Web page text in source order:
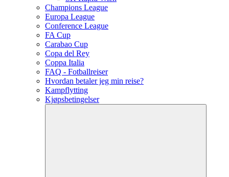
Champions League
Europa League
Conference League
FA Cup
Carabao Cup
Copa del Rey
Coppa Italia
FAQ - Fotballreiser
Hvordan betaler jeg min reise?
Kampflytting
Kjøpsbetingelser